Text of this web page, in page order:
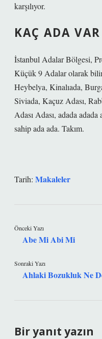
karşılıyor.
KAÇ ADA
İstanbul Adalar Bölgesi,
Küçük 9 Adalar olarak
Heybelya, Kinalıada,
Siviada, Kaçuz Adası,
Adası Adası, adada
sahip ada ada. Takım.
Tarih: Makaleler
Önceki Yazı
Abe Mi Abi Mi
Sonraki Yazı
Ahlaki Bozukluk Ne
Bir yanıt yazın